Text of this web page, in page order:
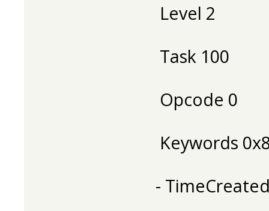
Level 2
Task 100
Opcode 0
Keywords
-